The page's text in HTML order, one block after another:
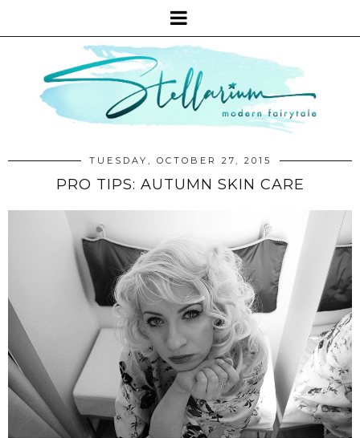
TUESDAY, OCTOBER 27, 2015
PRO TIPS: AUTUMN SKIN CARE